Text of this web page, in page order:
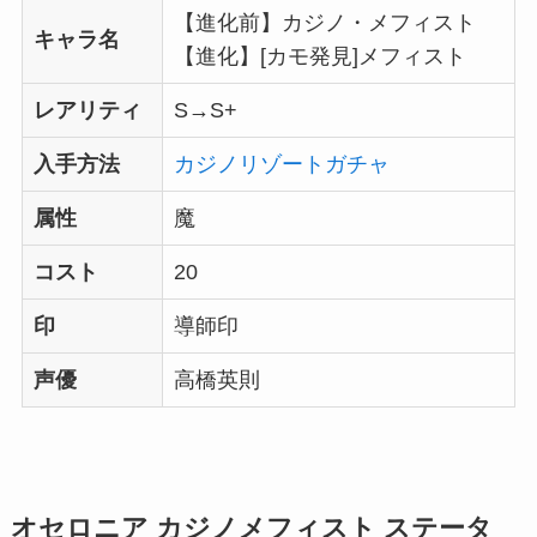
キャラ名
【進化前】カジノ・メフィスト
【進化】[カモ発見]メフィスト
レアリティ S→S+
入手方法 カジノリゾートガチャ
属性 魔
コスト 20
印 導師印
声優 高橋英則
オセロニア カジノメフィスト ステータ